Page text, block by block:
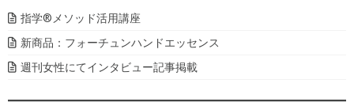
指学®️メソッド活用講座
新商品：フォーチュンハンドエッセンス
週刊女性にてインタビュー記事掲載